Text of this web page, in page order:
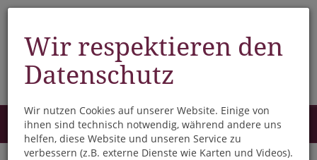
Wir respektieren den
Datenschutz
Wir nutzen Cookies auf unserer Website. Einige von
ihnen sind technisch notwendig, während andere uns
helfen, diese Website und unseren Service zu
verbessern (z.B. externe Dienste wie Karten und Videos).
Menü